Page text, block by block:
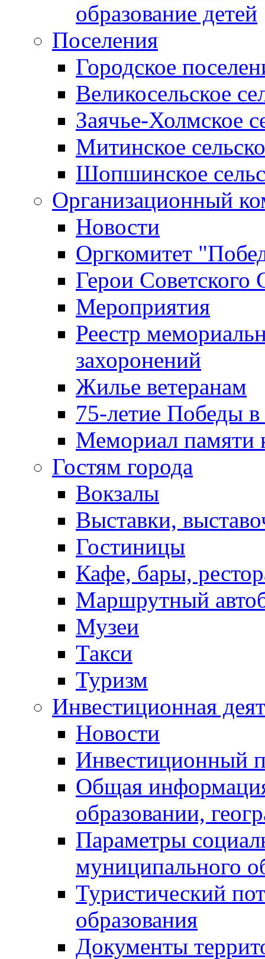
образование детей
Поселения
Городское
Великосельское
Заячье-Холмское
Митинское
Шопшинское
Организационный
Новости
Оргкомитет
Герои Советского
Мероприятия
Реестр
захоронений
Жилье ветеранам
75-летие Победы
Мемориал памяти
Гостям города
Вокзалы
Выставки,
Гостиницы
Кафе, бары,
Маршрутный
Музеи
Такси
Туризм
Инвестиционная
Новости
Инвестиционный
Общая
образовании,
Параметры
муниципального
Туристический
образования
Документы